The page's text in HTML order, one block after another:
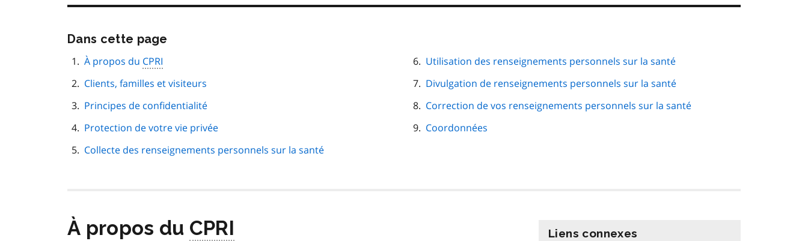
Dans cette page
page
À propos du CPRI
Clients, familles et visiteurs
Principes de confidentialité
Protection de votre vie privée
Collecte des renseignements personnels sur la santé
Utilisation des renseignements personnels sur la santé
Divulgation de renseignements personnels sur la santé
Correction de vos renseignements personnels sur la santé
Coordonnées
À propos du CPRI Liens connexes